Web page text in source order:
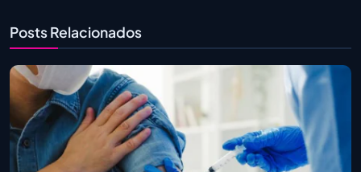
Posts Relacionados